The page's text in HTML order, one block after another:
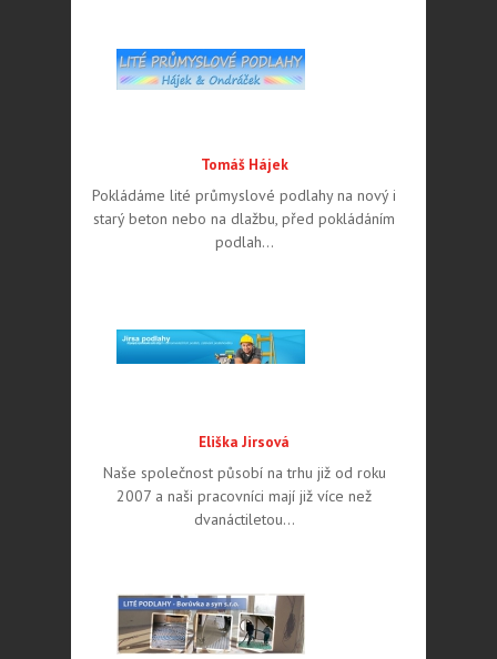
Tomáš Hájek
Pokládáme lité průmyslové podlahy na nový i
starý beton nebo na dlažbu, před pokládáním
podlah…
Eliška Jirsová
Naše společnost působí na trhu již od roku
2007 a naši pracovníci mají již více než
dvanáctiletou…